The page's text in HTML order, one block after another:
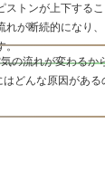
ストンが上下する
れが断続的になり
。
の流れが変わるか
どんな原因がある